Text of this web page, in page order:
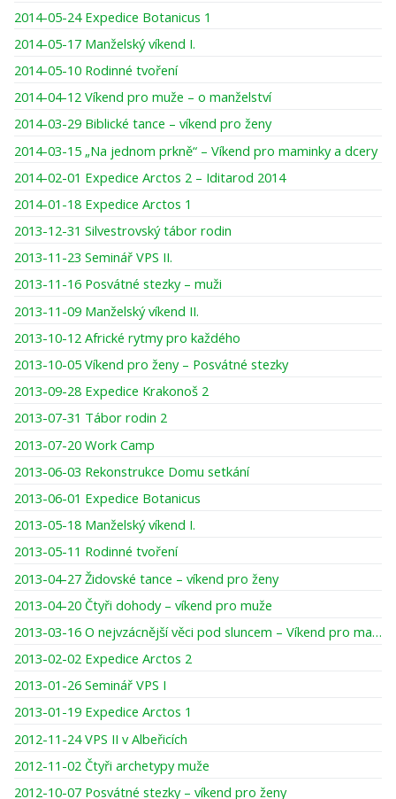
2014-05-24 Expedice Botanicus 1
2014-05-17 Manželský víkend I.
2014-05-10 Rodinné tvoření
2014-04-12 Víkend pro muže – o manželství
2014-03-29 Biblické tance – víkend pro ženy
2014-03-15 „Na jednom prkně“ – Víkend pro maminky a dcery
2014-02-01 Expedice Arctos 2 – Iditarod 2014
2014-01-18 Expedice Arctos 1
2013-12-31 Silvestrovský tábor rodin
2013-11-23 Seminář VPS II.
2013-11-16 Posvátné stezky – muži
2013-11-09 Manželský víkend II.
2013-10-12 Africké rytmy pro každého
2013-10-05 Víkend pro ženy – Posvátné stezky
2013-09-28 Expedice Krakonoš 2
2013-07-31 Tábor rodin 2
2013-07-20 Work Camp
2013-06-03 Rekonstrukce Domu setkání
2013-06-01 Expedice Botanicus
2013-05-18 Manželský víkend I.
2013-05-11 Rodinné tvoření
2013-04-27 Židovské tance – víkend pro ženy
2013-04-20 Čtyři dohody – víkend pro muže
2013-03-16 O nejvzácnější věci pod sluncem – Víkend pro maminky a dcery
2013-02-02 Expedice Arctos 2
2013-01-26 Seminář VPS I
2013-01-19 Expedice Arctos 1
2012-11-24 VPS II v Albeřicích
2012-11-02 Čtyři archetypy muže
2012-10-07 Posvátné stezky – víkend pro ženy